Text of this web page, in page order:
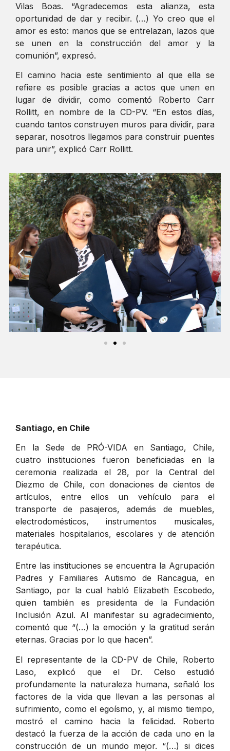
Vilas Boas. “Agradecemos esta alianza, esta
oportunidad de dar y recibir. (…) Yo creo que el
amor es esto: manos que se entrelazan, lazos que
se unen en la construcción del amor y la
comunión”, expresó.
El camino hacia este sentimiento al que ella se
refiere es posible gracias a actos que unen en
lugar de dividir, como comentó Roberto Carr
Rollitt, en nombre de la CD-PV. “En estos días,
cuando tantos construyen muros para dividir, para
separar, nosotros llegamos para construir puentes
para unir”, explicó Carr Rollitt.
Santiago, en Chile
En la Sede de PRÓ-VIDA en Santiago, Chile,
cuatro instituciones fueron beneficiadas en la
ceremonia realizada el 28, por la Central del
Diezmo de Chile, con donaciones de cientos de
artículos, entre ellos un vehículo para el
transporte de pasajeros, además de muebles,
electrodomésticos, instrumentos musicales,
materiales hospitalarios, escolares y de atención
terapéutica.
Entre las instituciones se encuentra la Agrupación
Padres y Familiares Autismo de Rancagua, en
Santiago, por la cual habló Elizabeth Escobedo,
quien también es presidenta de la Fundación
Inclusión Azul. Al manifestar su agradecimiento,
comentó que “(…) la emoción y la gratitud serán
eternas. Gracias por lo que hacen”.
El representante de la CD-PV de Chile, Roberto
Laso, explicó que el Dr. Celso estudió
profundamente la naturaleza humana, señaló los
factores de la vida que llevan a las personas al
sufrimiento, como el egoísmo, y, al mismo tiempo,
mostró el camino hacia la felicidad. Roberto
destacó la fuerza de la acción de cada uno en la
construcción de un mundo mejor. “(…) si dices